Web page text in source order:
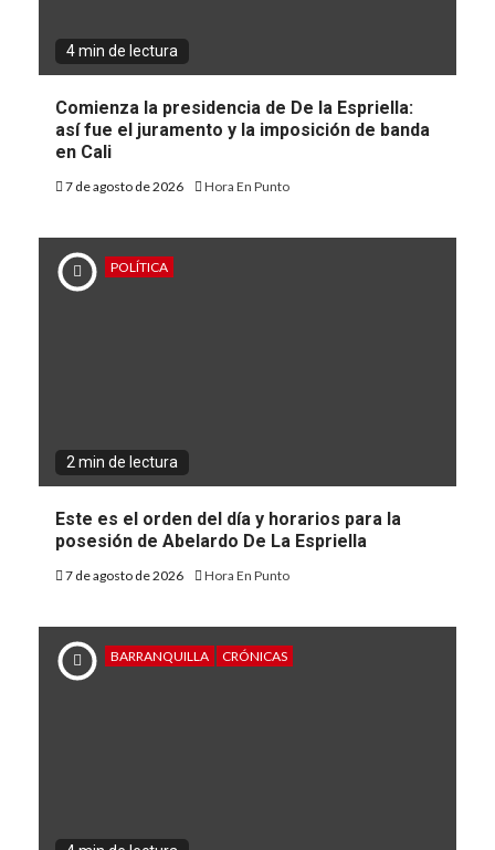
4 min de lectura
Comienza la presidencia de De la Espriella:
así fue el juramento y la imposición de banda
en Cali
7 de agosto de 2026 Hora En Punto
POLÍTICA
2 min de lectura
Este es el orden del día y horarios para la
posesión de Abelardo De La Espriella
7 de agosto de 2026 Hora En Punto
BARRANQUILLA CRÓNICAS